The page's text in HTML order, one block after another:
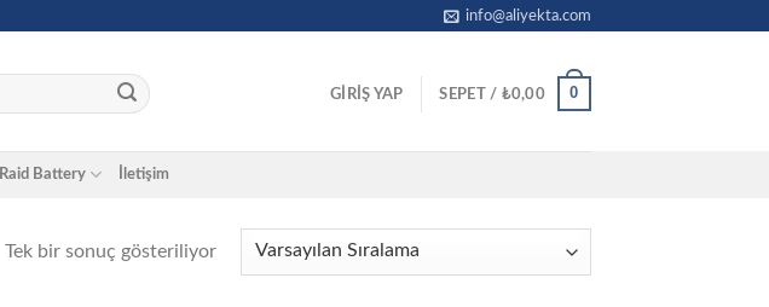
info@aliyekta.com
GIRIŞ YAP SEPET / ₺0,00 0
Raid Battery İletişim
Tek bir sonuç gösteriliyor